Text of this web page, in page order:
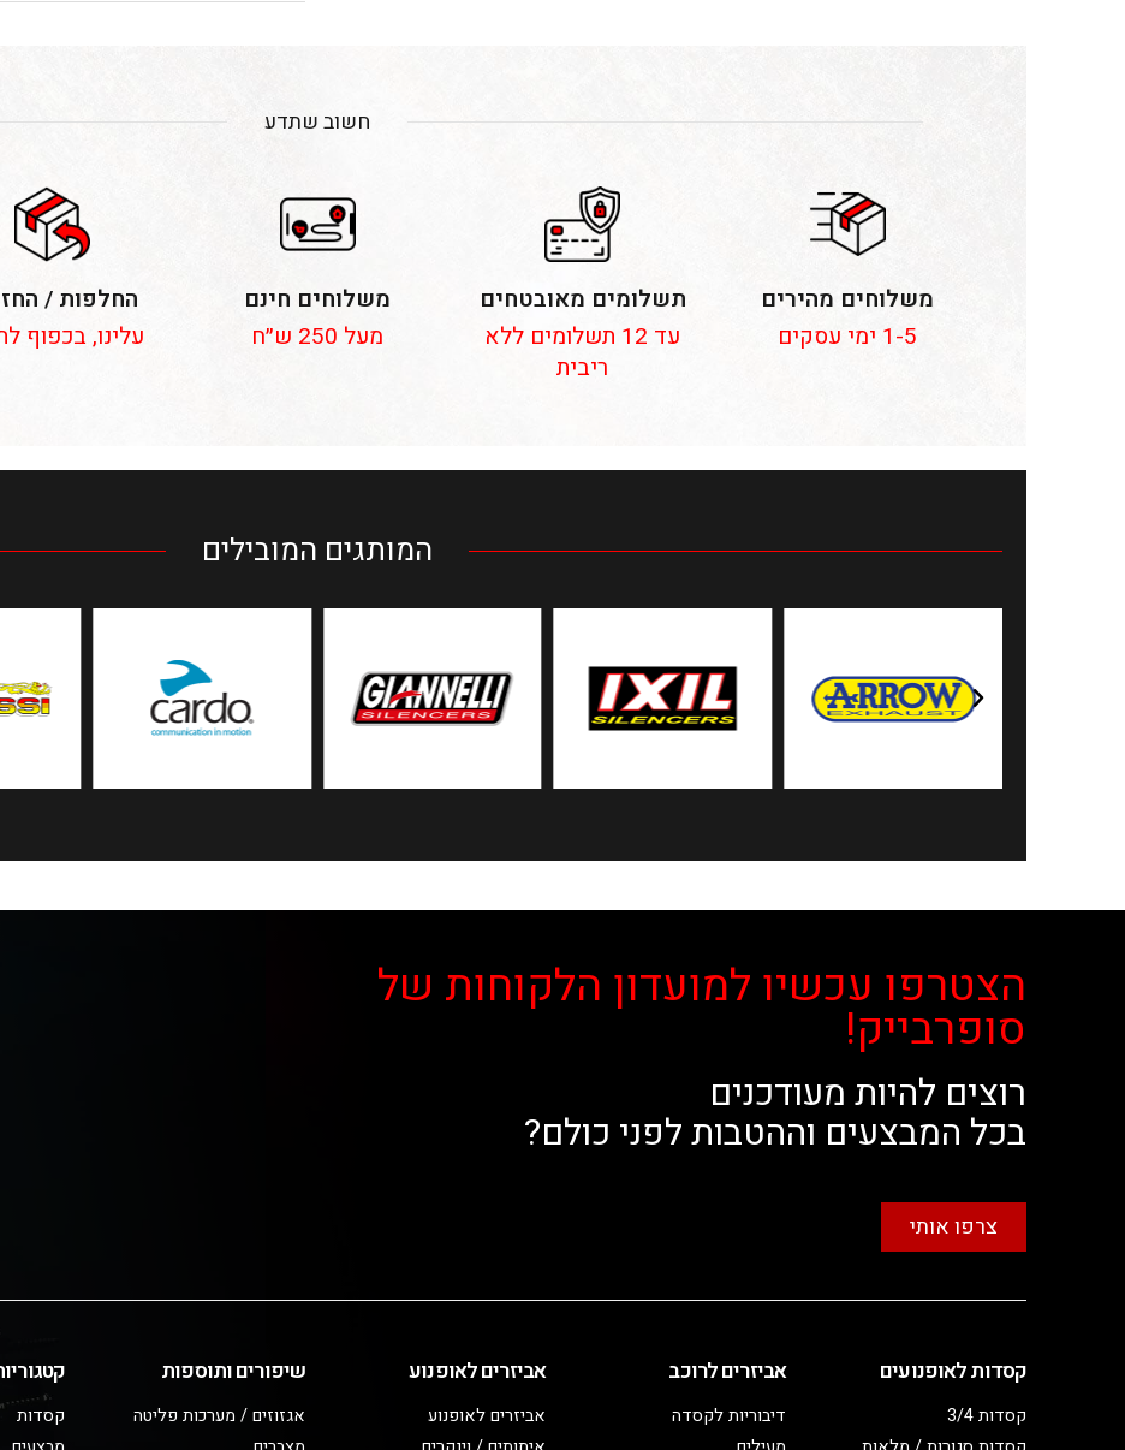
חשוב שתדע
משלוחים מהירים
1-5 ימי עסקים
תשלומים מאובטחים
עד 12 תשלומים ללא
ריבית
משלוחים חינם
מעל 250 ש״ח
החלפות /
עלינו, בכפוף
המותגים המובילים
הצטרפו עכשיו למועדון הלקוחות של
סופרבייק!
רוצים להיות מעודכנים
בכל המבצעים וההטבות לפני כולם?
צרפו אותי
קסדות לאופנועים
קסדות 3/4
אביזרים לרוכב
דיבוריות לקסדה
אביזרים לאופנוע
אביזרים לאופנוע
שיפורים ותוספות
אגזוזים / מערכות פליטה
קסדות